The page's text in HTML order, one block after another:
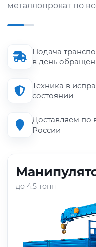
металлопрокат по
Подача
в день
Техника в
состоянии
Доставляем по
России
до 4.5 тонн